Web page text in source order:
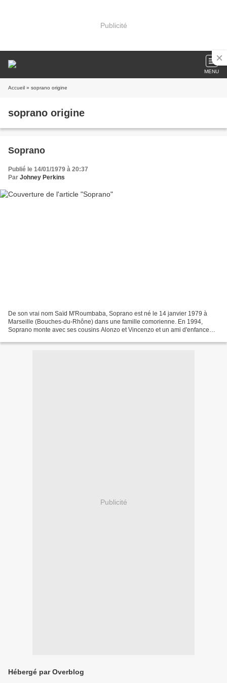
Publicité
MENU
Accueil » soprano origine
soprano origine
Soprano
Publié le 14/01/1979 à 20:37
Par Johney Perkins
De son vrai nom Saïd M'Roumbaba, Soprano est né le 14 janvier 1979 à
Marseille (Bouches-du-Rhône) dans une famille comorienne. En 1994,
Soprano monte avec ses cousins Alonzo et Vincenzo et un ami d'enfance
Publicité
Hébergé par Overblog